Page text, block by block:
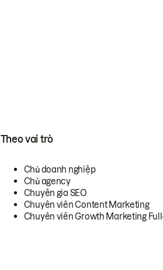
Theo vai trò
Chủ doanh nghiệp
Chủ agency
Chuyên gia SEO
Chuyên viên Content Marketing
Chuyên viên Growth Marketing